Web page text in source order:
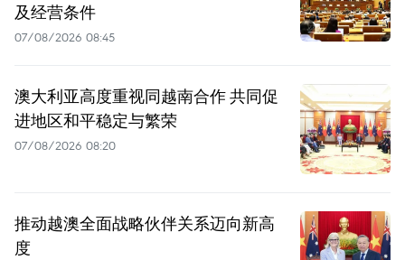
及经营条件
07/08/2026 08:45
澳大利亚高度重视同越南合作 共同促
进地区和平稳定与繁荣
07/08/2026 08:20
推动越澳全面战略伙伴关系迈向新高
度